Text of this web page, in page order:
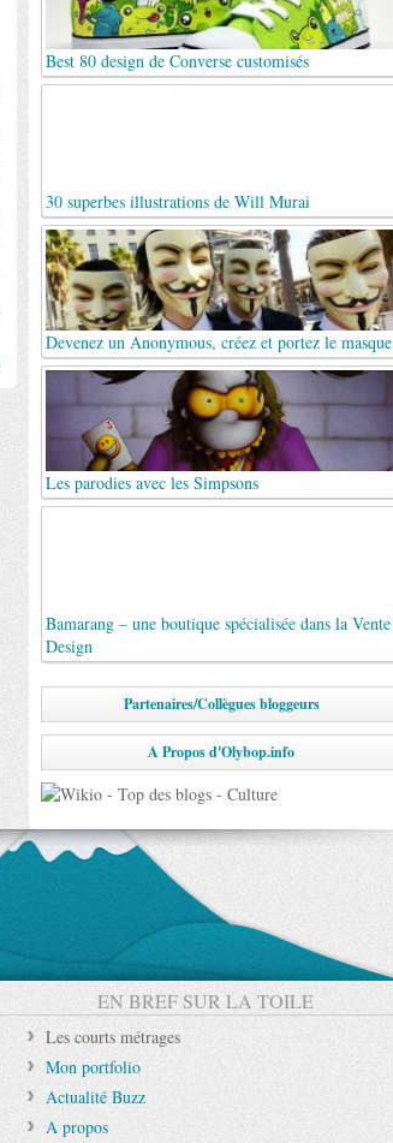
Best 80 design de Converse customisés
30 superbes illustrations de Will Murai
Devenez un Anonymous, créez et portez le masque
Les parodies avec les Simpsons
Bamarang – une boutique spécialisée dans la Vente
Design
Partenaires/Collègues bloggeurs
A Propos d'Olybop.info
EN BREF SUR LA TOILE
Les courts métrages
Mon portfolio
Actualité Buzz
A propos